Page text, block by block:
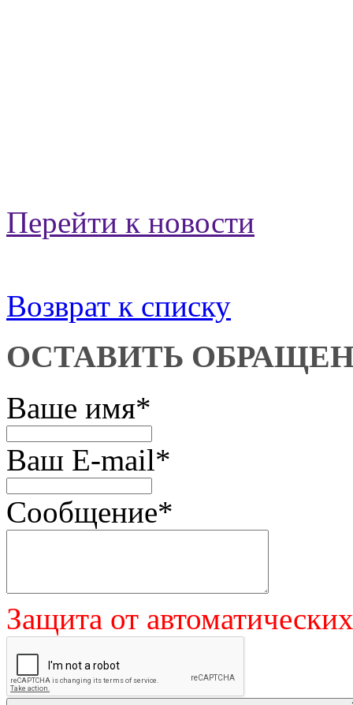
Перейти к новости
Возврат к списку
ОСТАВИТЬ
Ваше имя*
Ваш E-mail*
Сообщение*
Защита от